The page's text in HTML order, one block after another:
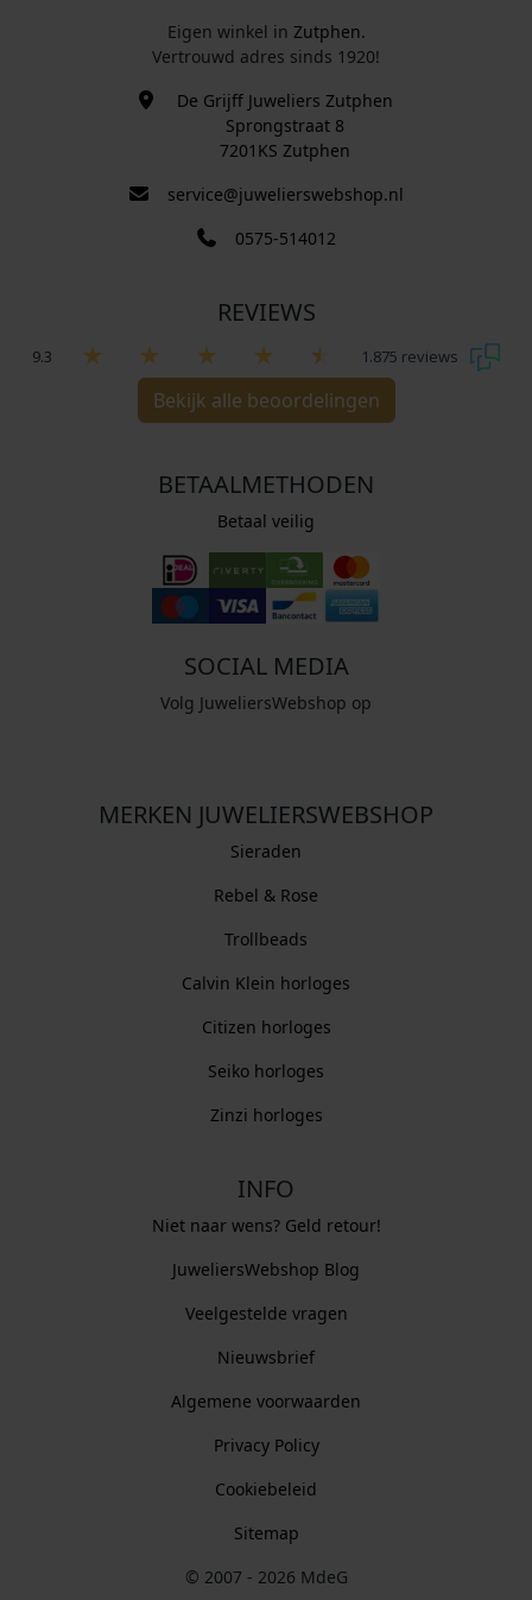
Eigen winkel in Zutphen.
Vertrouwd adres sinds 1920!
De Grijff Juweliers Zutphen
Sprongstraat 8
7201KS Zutphen
service@juwelierswebshop.nl
0575-514012
REVIEWS
9.3 1.875 reviews
Bekijk alle beoordelingen
BETAALMETHODEN
Betaal veilig
SOCIAL MEDIA
Volg JuweliersWebshop op
MERKEN JUWELIERSWEBSHOP
Sieraden
Rebel & Rose
Trollbeads
Calvin Klein horloges
Citizen horloges
Seiko horloges
Zinzi horloges
INFO
Niet naar wens? Geld retour!
JuweliersWebshop Blog
Veelgestelde vragen
Nieuwsbrief
Algemene voorwaarden
Privacy Policy
Cookiebeleid
Sitemap
© 2007 - 2026 MdeG